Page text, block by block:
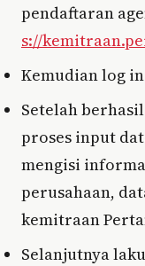
pendaftaran
s://
Kemudian log
Setelah
proses input
mengisi
perusahaan,
kemitraan
Selanjutnya